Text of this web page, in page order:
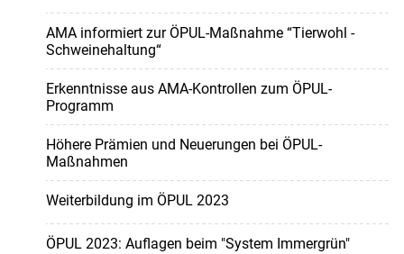
AMA informiert zur ÖPUL-Maßnahme “Tierwohl -
Schweinehaltung“
Erkenntnisse aus AMA-Kontrollen zum ÖPUL-
Programm
Höhere Prämien und Neuerungen bei ÖPUL-
Maßnahmen
Weiterbildung im ÖPUL 2023
ÖPUL 2023: Auflagen beim "System Immergrün"